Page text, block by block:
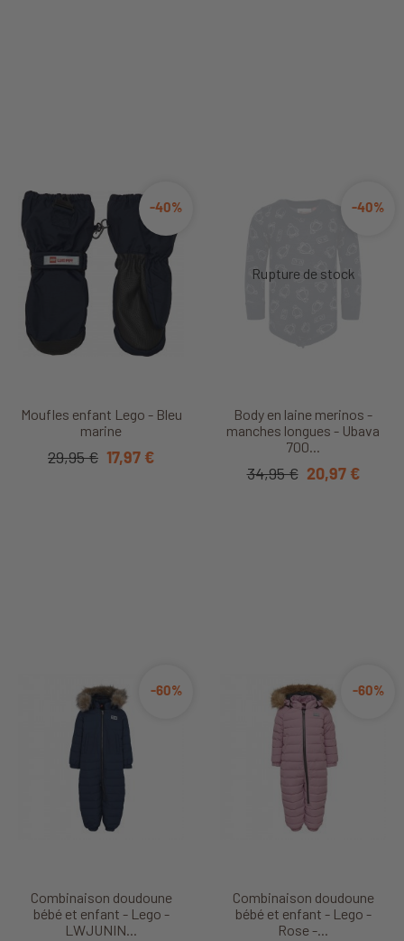
Moufles enfant Lego - Bleu
marine
-40%
29,95 € 17,97 €
Body en laine merinos -
manches longues - Ubava
700...
-40%
34,95 € 20,97 €
Combinaison doudoune
bébé et enfant - Lego -
LWJUNIN...
-60%
Combinaison doudoune
bébé et enfant - Lego -
Rose -...
-60%